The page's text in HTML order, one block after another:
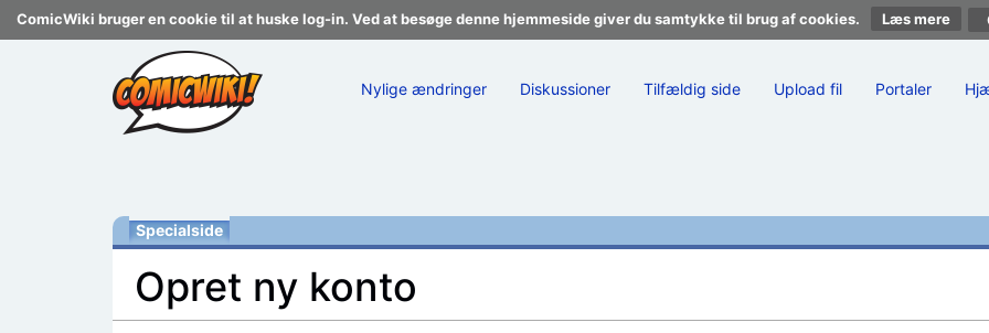
ComicWiki bruger en cookie til at huske log-in. Ved at besøge denne hjemmeside giver du samtykke til brug af cookies. Læs mere
Nylige ændringer Diskussioner Tilfældig side Upload fil Portaler
Specialside
Opret ny konto